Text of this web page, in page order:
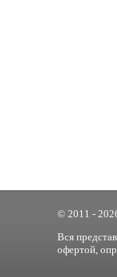
© 2011 -
Вся
офертой,